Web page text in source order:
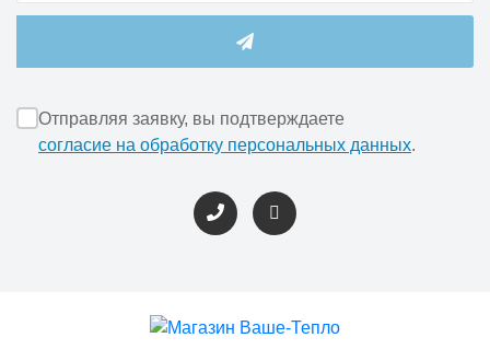
Отправляя заявку, вы подтверждаете
согласие на обработку персональных данных.